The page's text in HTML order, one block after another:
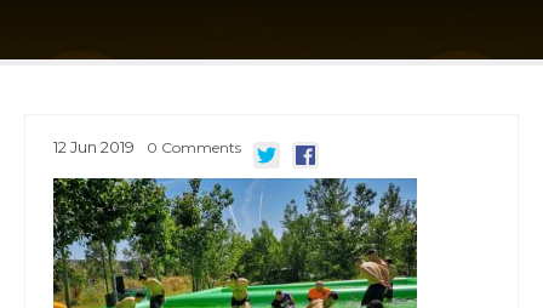
12 Jun 2019 0 Comments